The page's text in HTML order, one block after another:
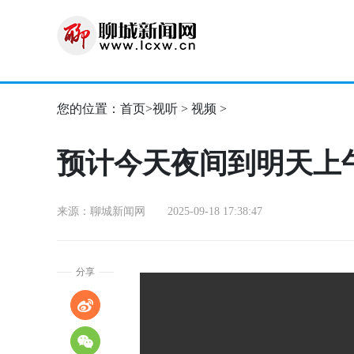
您的位置： 首页>视听 > 视频 >
预计今天夜间到明天上
来源：聊城新闻网 2025-09-18 17:38:47
分享